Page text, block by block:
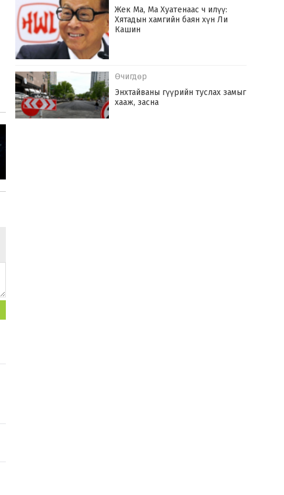
Жек Ма, Ма Хуатенаас ч илүү:
Хятадын хамгийн баян хүн Ли
Кашин
Өчигдөр
Энхтайваны гүүрийн туслах замыг
хааж, засна